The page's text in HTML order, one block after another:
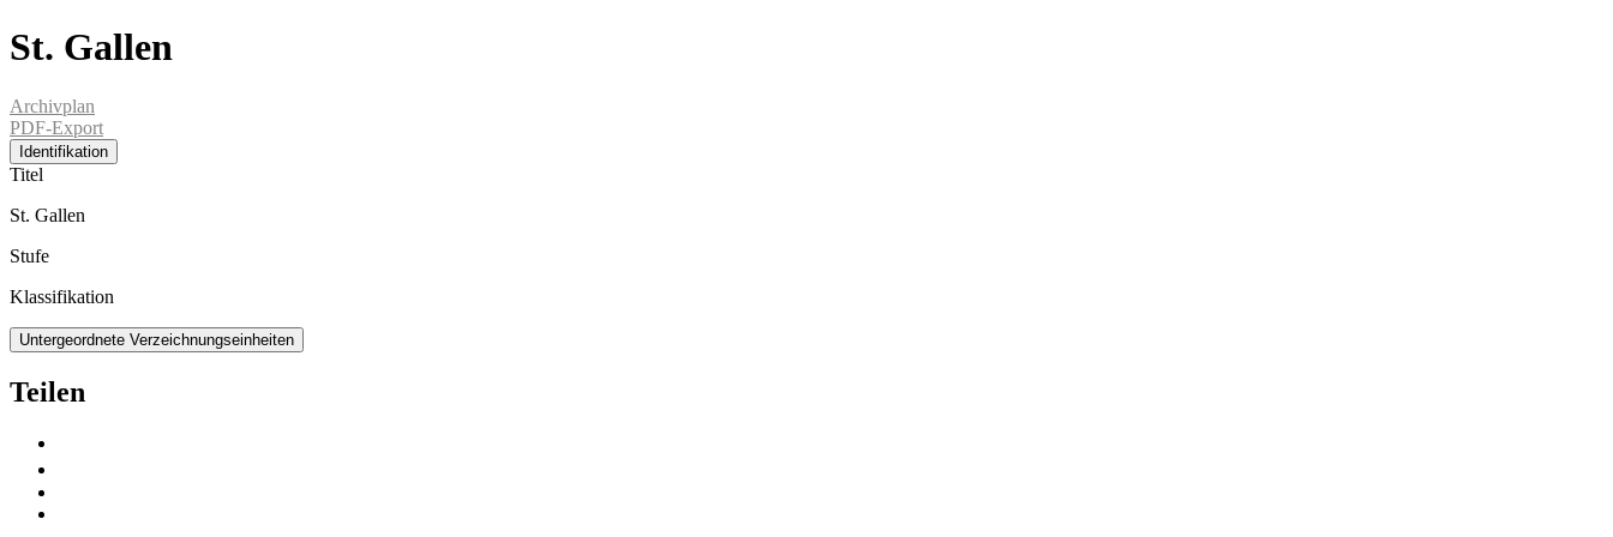
St. Gallen
Archivplan
PDF-Export
Identifikation
Titel
St. Gallen
Stufe
Klassifikation
Untergeordnete Verzeichnungseinheiten
Teilen